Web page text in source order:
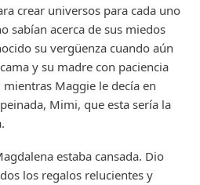
crear universos para cada uno
sabían acerca de sus miedos
su vergüenza cuando aún
y su madre con paciencia
mientras Maggie le decía en
Mimi, que esta sería la
estaba cansada. Dio
los regalos relucientes y